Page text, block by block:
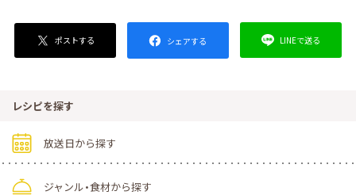
ポストする シェアする LINEで送る
レシピを探す
放送日から探す
ジャンル・食材から探す